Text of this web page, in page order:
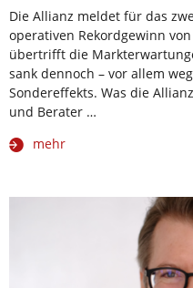
Die Allianz meldet für das
operativen Rekordgewinn
übertrifft die
sank dennoch – vor allem
Sondereffekts. Was die
und Berater …
mehr